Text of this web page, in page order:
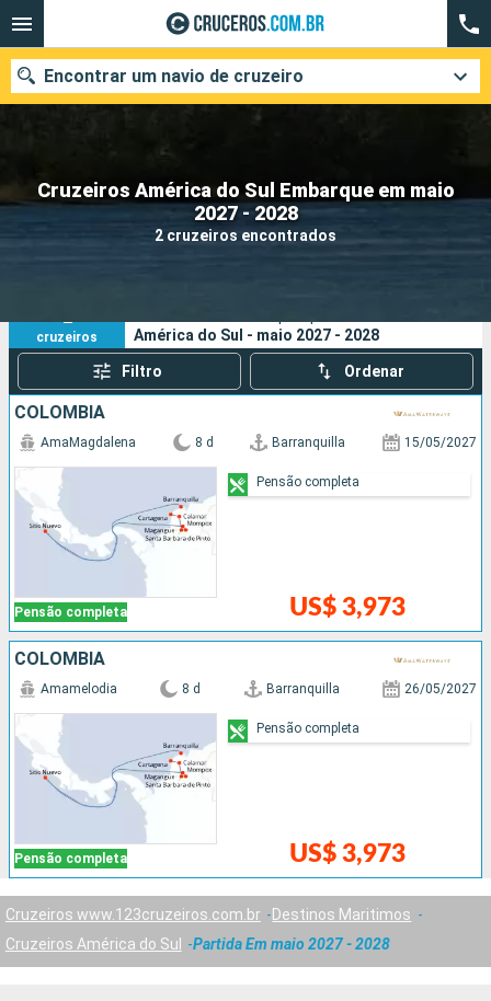
Cruzeiros América do Sul Embarque em maio
2027 - 2028
2 cruzeiros encontrados
Encontrar um navio de cruzeiro
Quando ir?
Data de partida
Pesquisar
2
cruzeiros
América do Sul - maio 2027 - 2028
Filtro Ordenar
COLOMBIA
Pensão completa
AmaMagdalena 8 d Barranquilla 15/05/2027
US$ 3,973
Pensão completa
COLOMBIA
Pensão completa
Amamelodia 8 d Barranquilla 26/05/2027
US$ 3,973
Pensão completa
Cruzeiros www.123cruzeiros.com.br
Destinos Maritimos
Cruzeiros América do Sul
Partida Em maio 2027 - 2028